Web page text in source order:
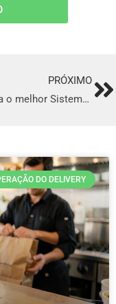
PRÓXIMO
Conheça o melhor Sistema para Delivery em Canoas
DO DELIVERY